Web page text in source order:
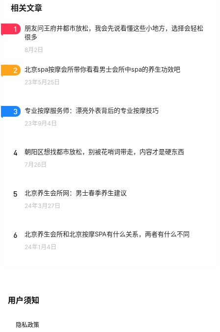
相关文章
1
朋友问王府井都市放松，我会先说看懂这些小地方，选择会轻松
很多
8月2日
2 北京spa按摩会所带你看看男士会所中spa的养生功效吧
23年5月25日
3 专业按摩服务师：漂亮外表背后的专业按摩技巧
23年9月4日
4 朝阳区想找都市放松，别被花哨词带走，内容才是硬东西
7月26日
5 北京养生会所网：男士春季养生建议
24年3月27日
6 北京养生会所和北京按摩SPA有什么关系，两者有什么不同
24年1月4日
用户须知
隐私政策